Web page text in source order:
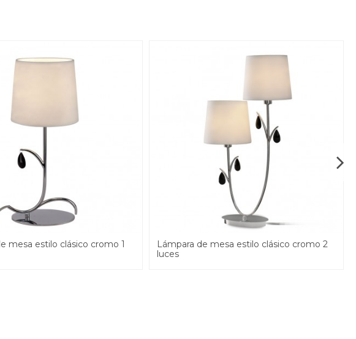
mesa estilo clásico cromo 1
Lámpara de mesa estilo clásico cromo 2
luces